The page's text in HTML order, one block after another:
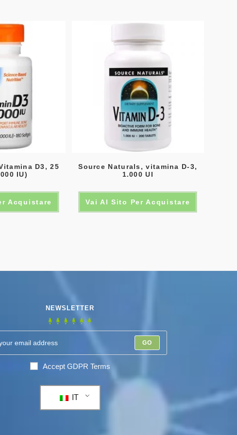
D3, 25
IU)
Acquistare
Source Naturals, vitamina D-3,
1.000 UI
Vai Al Sito Per Acquistare
NEWSLETTER
GO
Accept GDPR Terms
IT